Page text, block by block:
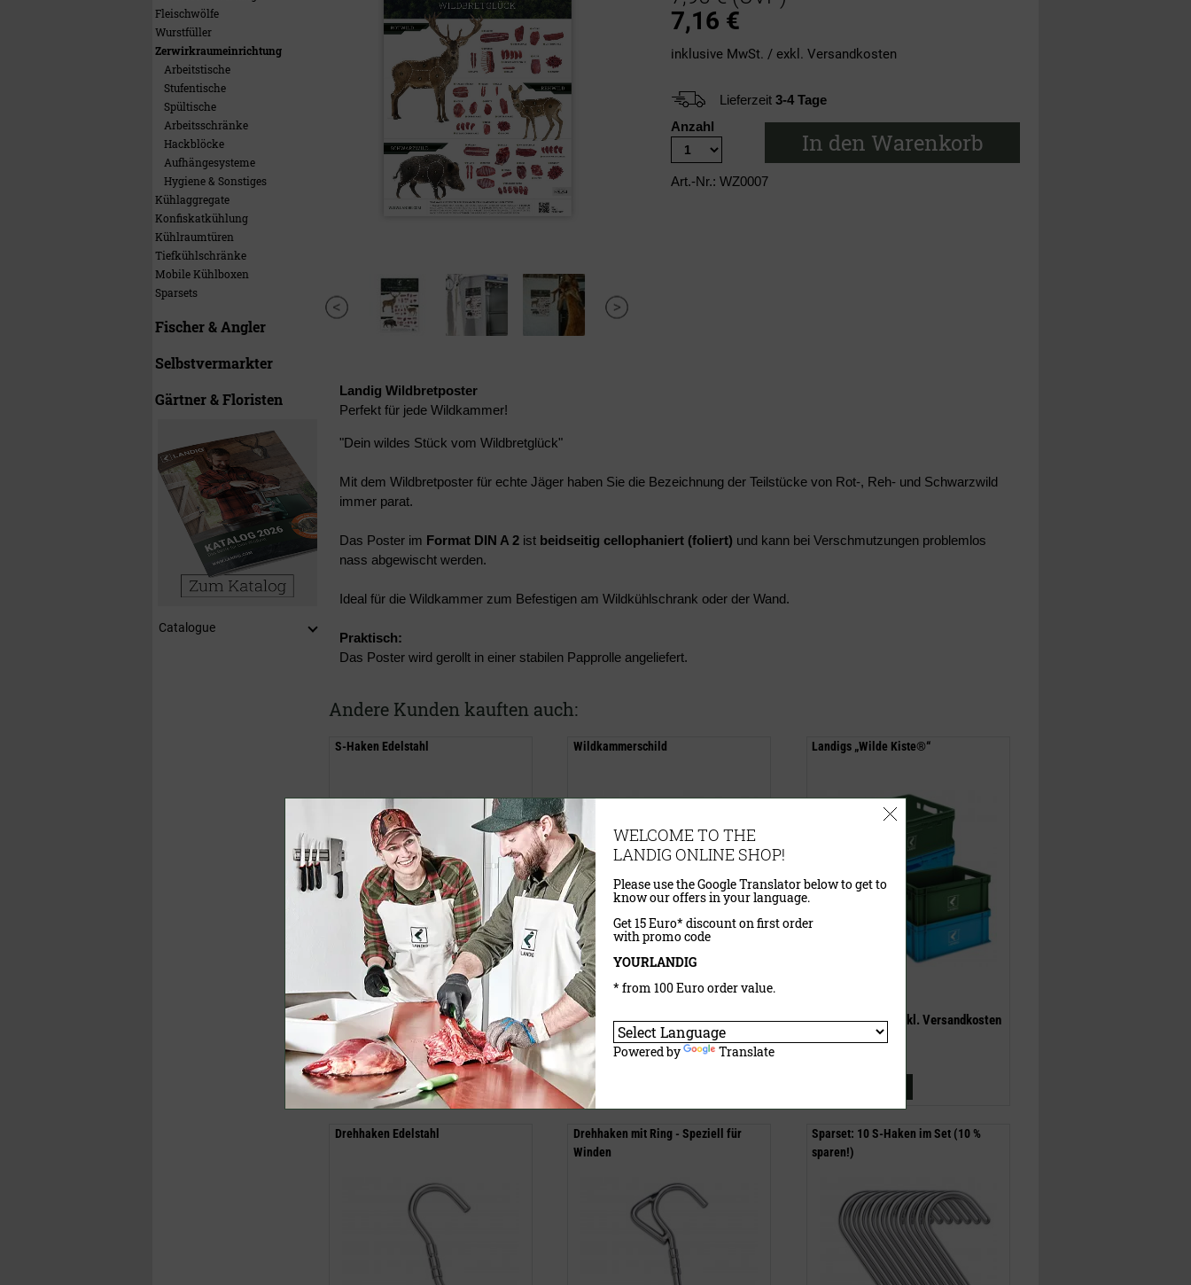
Fleischwölfe
Wurstfüller
Zerwirkraumeinrichtung
Arbeitstische
Stufentische
Spültische
Arbeitsschränke
Hackblöcke
Aufhängesysteme
Hygiene & Sonstiges
Kühlaggregate
Konfiskatkühlung
Kühlraumtüren
Tiefkühlschränke
Mobile Kühlboxen
Sparsets
Fischer & Angler
Selbstvermarkter
Gärtner & Floristen
Catalogue
7,16 €
inklusive MwSt. / exkl. Versandkosten
Lieferzeit 3-4 Tage
Anzahl
In den Warenkorb
Art.-Nr.: WZ0007
Landig Wildbretposter
Perfekt für jede Wildkammer!
"Dein wildes Stück vom Wildbretglück"
Mit dem Wildbretposter für echte Jäger haben Sie die Bezeichnung der Teilstücke von Rot-, Reh- und Schwarzwild
immer parat.
Das Poster im Format DIN A 2 ist beidseitig cellophaniert (foliert) und kann bei Verschmutzungen problemlos
nass abgewischt werden.
Ideal für die Wildkammer zum Befestigen am Wildkühlschrank oder der Wand.
Praktisch:
Das Poster wird gerollt in einer stabilen Papprolle angeliefert.
Andere Kunden kauften auch:
S-Haken Edelstahl
1,95 €(UVP)
ab1,55 €
inklusive MwSt.exkl.Versandkosten
Jetzt kaufen
Wildkammerschild
25,00 €(UVP)
19,90 €
inklusive MwSt.exkl.Versandkosten
Jetzt kaufen
Landigs „Wilde Kiste®“
inklusive MwSt. exkl. Versandkosten
Drehhaken Edelstahl
Drehhaken mit Ring - Speziell für
Winden
Sparset: 10 S-Haken im Set (10 %
sparen!)
WELCOME TO THE
LANDIG ONLINE SHOP!
Please use the Google Translator below to get to
know our offers in your language.
Get 15 Euro* discount on first order
with promo code
YOURLANDIG
* from 100 Euro order value.
Powered by Translate